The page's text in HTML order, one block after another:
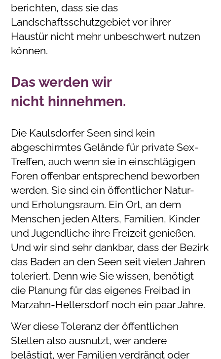
berichten, dass sie das
Landschaftsschutzgebiet vor ihrer
Haustür nicht mehr unbeschwert nutzen
können.
Das werden wir
nicht hinnehmen.
Die Kaulsdorfer Seen sind kein
abgeschirmtes Gelände für private Sex-
Treffen, auch wenn sie in einschlägigen
Foren offenbar entsprechend beworben
werden. Sie sind ein öffentlicher Natur-
und Erholungsraum. Ein Ort, an dem
Menschen jeden Alters, Familien, Kinder
und Jugendliche ihre Freizeit genießen.
Und wir sind sehr dankbar, dass der Bezirk
das Baden an den Seen seit vielen Jahren
toleriert. Denn wie Sie wissen, benötigt
die Planung für das eigenes Freibad in
Marzahn-Hellersdorf noch ein paar Jahre.
Wer diese Toleranz der öffentlichen
Stellen also ausnutzt, wer andere
belästigt, wer Familien verdrängt oder